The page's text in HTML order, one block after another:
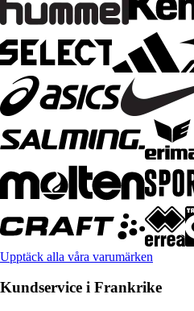
Upptäck alla våra varumärken
Kundservice i Frankrike